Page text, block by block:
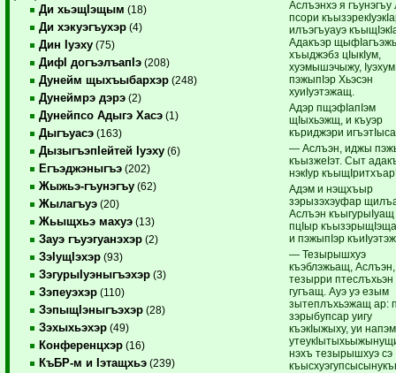
Ди хьэщIэщым (18)
Ди хэкуэгъухэр (4)
Дин Iуэху (75)
ДифI догъэлъапIэ (208)
Дунейм щыхъыбархэр (248)
Дунеймрэ дэрэ (2)
Дунейпсо Адыгэ Хасэ (1)
Дыгъуасэ (163)
ДызыгъэпIейтей Iуэху (6)
Егъэджэныгъэ (202)
Жыжьэ-гъунэгъу (62)
Жылагъуэ (20)
Жьыщхьэ махуэ (13)
Зауэ гъуэгуанэхэр (2)
ЗэIущIэхэр (93)
ЗэгурыIуэныгъэхэр (3)
Зэпеуэхэр (110)
ЗэпыщIэныгъэхэр (28)
Зэхыхьэхэр (49)
Конференцхэр (16)
КъБР-м и Iэтащхьэ (239)
Аслъэнхэ я гъунэгъу
псори
илъэгъуауэ
Адакъэр
хъыджэбз цIыкIум,
хуэмышэчыжу,
пэжыпIэр Хьэсэн
хуиIуэтэжащ.
Адэр пщэфIапIэм
щIыхьэжщ, и къуэр
къриджэри
— Аслъэн, иджы
къызжеIэт. Сыт
нэкIур
Адэм и нэщхъыр
зэрызэхэуфар
Аслъэн къыгурыIуащ
пцIыр
и пэжыпIэр
— Тезырышхуэ
къэблэжьащ,
тезырри птеслъхьэн
гугъащ. Ауэ уэ езым
зытеплъхьэжащ ар:
зэрыбупсар уигу
къэкIыжыху, уи напэм
нэхъ тезырышхуэ сэ